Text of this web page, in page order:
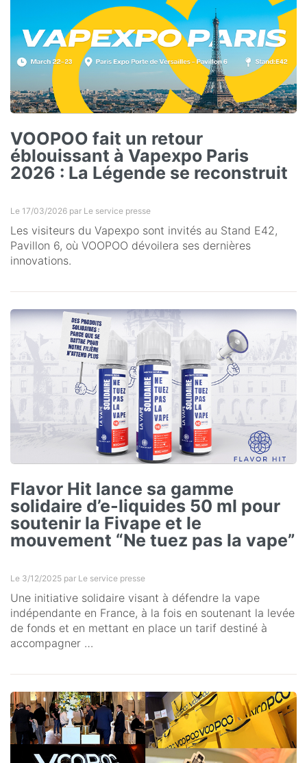
VOOPOO fait un retour
éblouissant à Vapexpo Paris
2026 : La Légende se reconstruit
Le 17/03/2026 par Le service presse
Les visiteurs du Vapexpo sont invités au Stand E42,
Pavillon 6, où VOOPOO dévoilera ses dernières
innovations.
Flavor Hit lance sa gamme
solidaire d’e-liquides 50 ml pour
soutenir la Fivape et le
mouvement “Ne tuez pas la vape”
Le 3/12/2025 par Le service presse
Une initiative solidaire visant à défendre la vape
indépendante en France, à la fois en soutenant la levée
de fonds et en mettant en place un tarif destiné à
accompagner …